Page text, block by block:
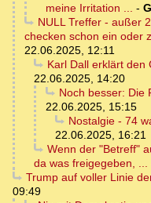
meine Irritation ... -
NULL Treffer - außer
checken schon ein oder
22.06.2025, 12:11
Karl Dall erklärt den
22.06.2025, 14:20
Noch besser: Die
22.06.2025, 15:15
Nostalgie - 74
22.06.2025, 16:21
Wenn der "Betreff"
da was freigegeben, ...
Trump auf voller Linie
09:49